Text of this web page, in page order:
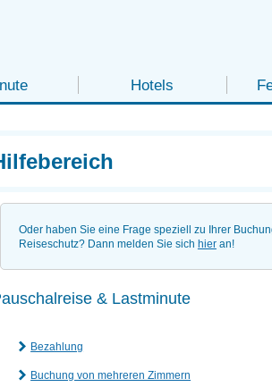
Hotels
Oder haben Sie eine Frage speziell zu Ihrer
Reiseschutz? Dann melden Sie sich hieran!
& Lastminute
Bezahlung
Buchung von mehreren Zimmern